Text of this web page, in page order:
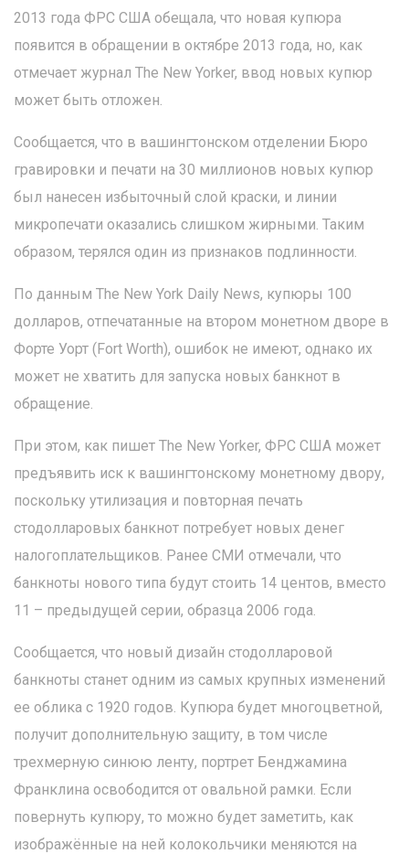
2013 года ФРС США обещала, что новая купюра
появится в обращении в октябре 2013 года, но, как
отмечает журнал The New Yorker, ввод новых купюр
может быть отложен.
Сообщается, что в вашингтонском отделении Бюро
гравировки и печати на 30 миллионов новых купюр
был нанесен избыточный слой краски, и линии
микропечати оказались слишком жирными. Таким
образом, терялся один из признаков подлинности.
По данным The New York Daily News, купюры 100
долларов, отпечатанные на втором монетном дворе в
Форте Уорт (Fort Worth), ошибок не имеют, однако их
может не хватить для запуска новых банкнот в
обращение.
При этом, как пишет The New Yorker, ФРС США может
предъявить иск к вашингтонскому монетному двору,
поскольку утилизация и повторная печать
стодолларовых банкнот потребует новых денег
налогоплательщиков. Ранее СМИ отмечали, что
банкноты нового типа будут стоить 14 центов, вместо
11 – предыдущей серии, образца 2006 года.
Сообщается, что новый дизайн стодолларовой
банкноты станет одним из самых крупных изменений
ее облика с 1920 годов. Купюра будет многоцветной,
получит дополнительную защиту, в том числе
трехмерную синюю ленту, портрет Бенджамина
Франклина освободится от овальной рамки. Если
повернуть купюру, то можно будет заметить, как
изображённые на ней колокольчики меняются на